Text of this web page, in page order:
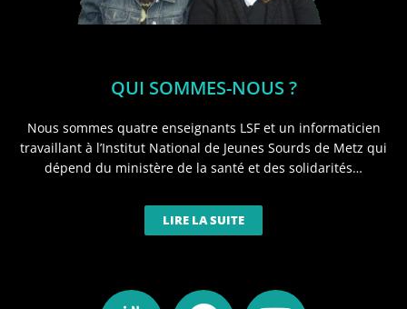
QUI SOMMES-NOUS ?
Nous sommes quatre enseignants LSF et un informaticien
travaillant à l’Institut National de Jeunes Sourds de Metz qui
dépend du ministère de la santé et des solidarités…
LIRE LA SUITE